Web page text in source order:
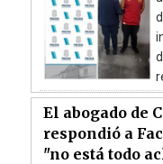
El abogado de
respondió a
"no está todo